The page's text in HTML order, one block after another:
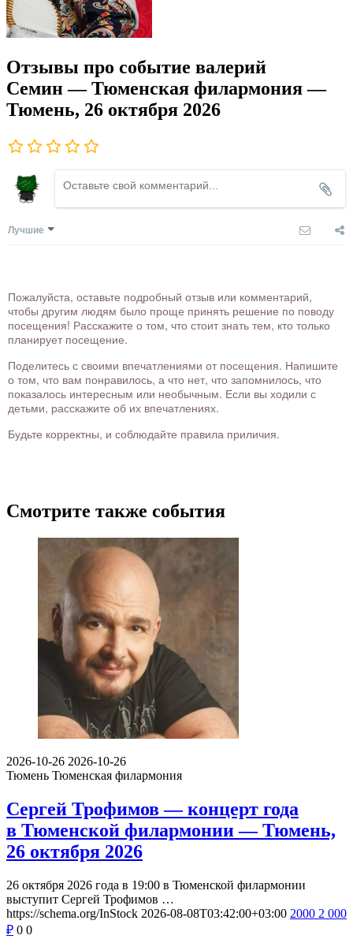
Отзывы про событие валерий
Семин — Тюменская филармония —
Тюмень, 26 октября 2026
Лучшие
Пожалуйста, оставьте подробный отзыв или комментарий,
чтобы другим людям было проще принять решение по поводу
посещения! Расскажите о том, что стоит знать тем, кто только
планирует посещение.
Поделитесь с своими впечатлениями от посещения. Напишите
о том, что вам понравилось, а что нет, что запомнилось, что
показалось интересным или необычным. Если вы ходили с
детьми, расскажите об их впечатлениях.
Будьте корректны, и соблюдайте правила приличия.
Смотрите также события
2026-10-26 2026-10-26
Тюмень Тюменская филармония
Сергей Трофимов — концерт года
в Тюменской филармонии — Тюмень,
26 октября 2026
26 октября 2026 года в 19:00 в Тюменской филармонии
выступит Сергей Трофимов …
https://schema.org/InStock 2026-08-08T03:42:00+03:00 2000 2 000
₽ 0 0